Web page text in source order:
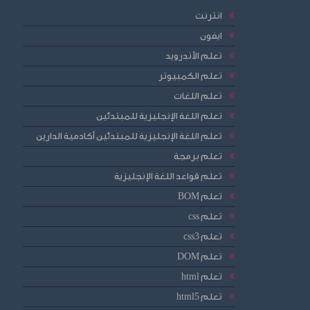
انترنت
ايفون
تعلم الأندرويد
تعلم الكمبيوتر
تعلم اللغات
تعلم اللغة الإنجليزية للمبتدئين
تعلم اللغة الإنجليزية للمبتدئين أكادمية الدارين
تعلم برمجة
تعلم قواعد اللغة الإنجليزية
تعلم BOM
تعلم css
تعلم css3
تعلم DOM
تعلم html
تعلم html5